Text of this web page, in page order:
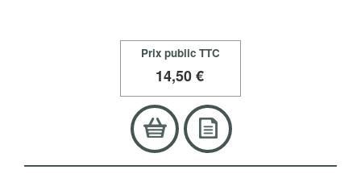
Prix public TTC
14,50 €